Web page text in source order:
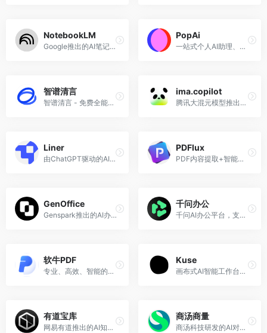
NotebookLM
Google推出的AI笔记应用工具
PopAi
一站式个人AI助理、个人工作站，集成AI聊天、文档阅读、文案写作、内容创作等工作需求。
智谱清言
智谱清言 - 免费全能的AI助手
ima.copilot
腾讯大混元模型推出的智能工作台产品，提供知识库管理、AI问答、智能写作等功能
Liner
由ChatGPT驱动的AI辅助学习工具，将学习知识的速度提高 10 倍。
PDFlux
PDF内容提取+智能问答神器，结合了科研级精准的非结构化文档解析能力，以及ChatGPT的智能问答能力。
GenOffice
Genspark推出的AI办公套件，开源、免费、无广告
千问办公
千问AI办公平台，支持内容创作、数据分析、专业研究、文件处理与网页交付。
软牛PDF
专业、高效、智能的PDF文档处理软件
Kuse
画布式AI智能工作台，ChatGPT+白板+Notion的结合体
有道宝库
网易有道推出的AI知识管理工具
商汤商量
商汤科技研发的AI对话工具，商量商量，都能解决。